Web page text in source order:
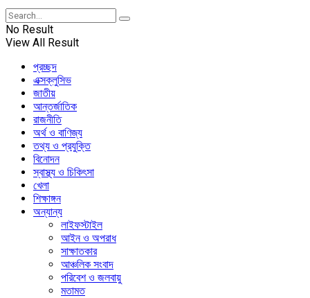
No Result
View All Result
প্রচ্ছদ
এক্সক্লুসিভ
জাতীয়
আন্তর্জাতিক
রাজনীতি
অর্থ ও বাণিজ্য
তথ্য ও প্রযুক্তি
বিনোদন
স্বাস্থ্য ও চিকিৎসা
খেলা
শিক্ষাঙ্গন
অন্যান্য
লাইফস্টাইল
আইন ও অপরাধ
সাক্ষাতকার
আঞ্চলিক সংবাদ
পরিবেশ ও জলবায়ু
মতামত